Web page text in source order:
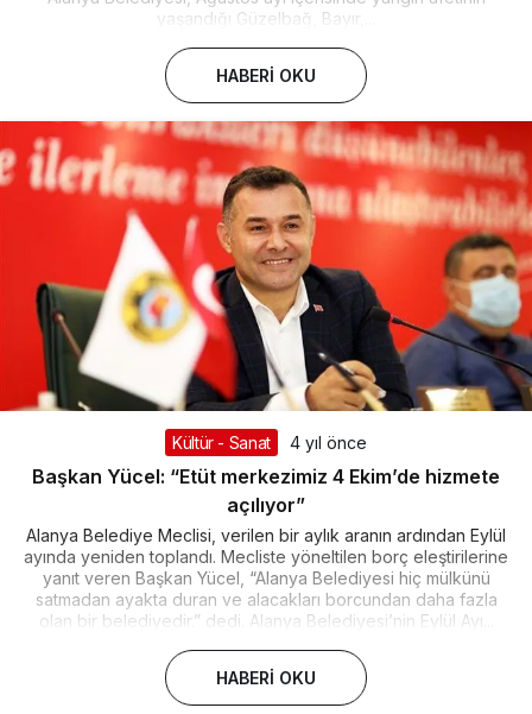
yaşandığı Güzelbağ, Bayır,...
HABERI OKU
Kültür - Sanat 4 yıl önce
Başkan Yücel: “Etüt merkezimiz 4 Ekim’de hizmete
açılıyor”
Alanya Belediye Meclisi, verilen bir aylık aranın ardından Eylül
ayında yeniden toplandı. Mecliste yöneltilen borç eleştirilerine
yanıt veren Başkan Yücel, “Alanya Belediyesi hiç mülkünü
satmadan ayakta duran ve alacakları borcundan daha fazla
olan bir belediyedir.” dedi. Alanya Belediyesi’nin Eylül Ayı...
HABERI OKU